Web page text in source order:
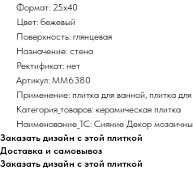
Формат: 25x40
Цвет: бежевый
Поверхность: глянцевая
Назначение: стена
Ректификат: нет
Артикул: MM6380
Применение: плитка для ванной, плитка для
Категория_товаров: керамическая плитка
Наименование_1С: Сияние Декор
Заказать дизайн с этой плиткой
Доставка и самовывоз
Заказать дизайн с этой плиткой